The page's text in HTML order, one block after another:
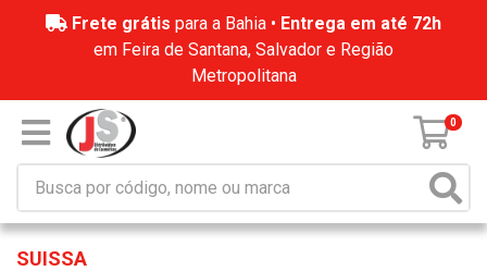
Frete grátis para a Bahia • Entrega em até 72h
em Feira de Santana, Salvador e Região
Metropolitana
0
SUISSA